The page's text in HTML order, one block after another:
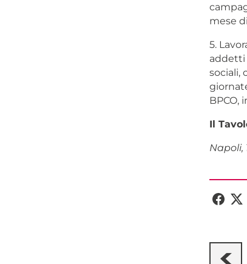
mese
5.
addetti
sociali,
BPCO,
Il
Napoli,